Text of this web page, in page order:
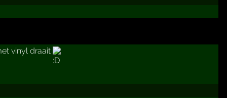
vinyl draait